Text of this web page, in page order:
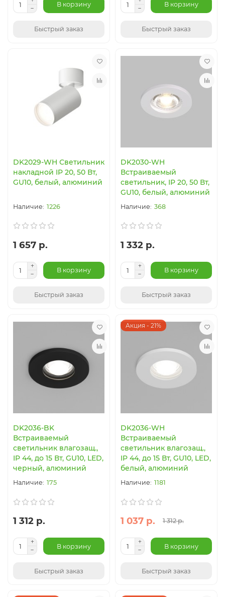
В корзину
Быстрый заказ
В корзину
Быстрый заказ
DK2029-WH Светильник
накладной IP 20, 50 Вт,
GU10, белый, алюминий
1226
1 657 р.
В корзину
Быстрый заказ
DK2030-WH
Встраиваемый
светильник, IP 20, 50 Вт,
GU10, белый, алюминий
368
1 332 р.
В корзину
Быстрый заказ
DK2036-BK
Встраиваемый
светильник влагозащ.,
IP 44, до 15 Вт, GU10, LED,
черный, алюминий
175
1 312 р.
В корзину
Быстрый заказ
Акция - 21%
DK2036-WH
Встраиваемый
светильник влагозащ.,
IP 44, до 15 Вт, GU10, LED,
белый, алюминий
1181
1 037 р. 1 312 р.
В корзину
Быстрый заказ